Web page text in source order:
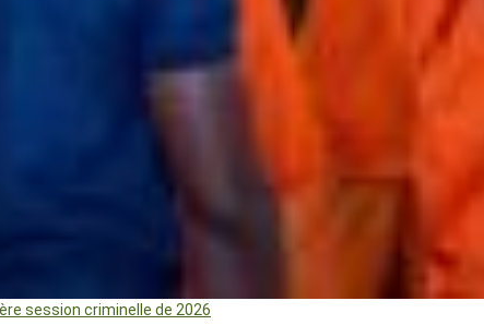
session criminelle de 2026